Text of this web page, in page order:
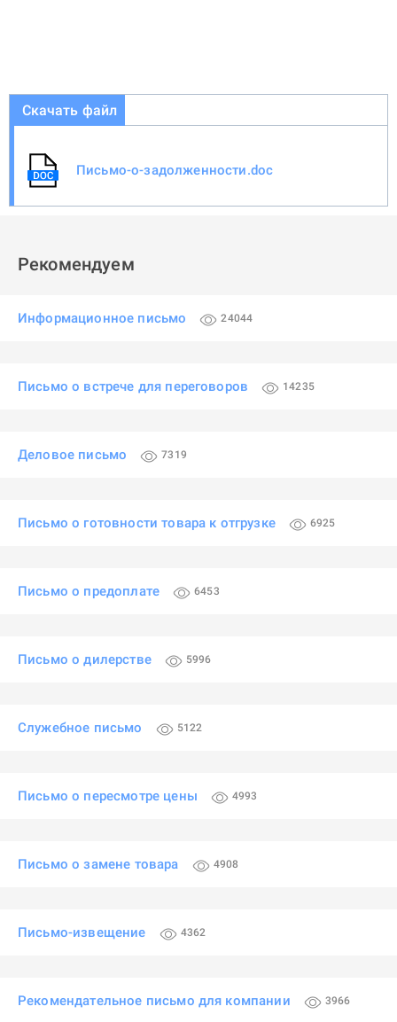
Скачать файл
Письмо-о-задолженности.doc
Рекомендуем
Информационное письмо 24044
Письмо о встрече для переговоров 14235
Деловое письмо 7319
Письмо о готовности товара к отгрузке 6925
Письмо о предоплате 6453
Письмо о дилерстве 5996
Служебное письмо 5122
Письмо о пересмотре цены 4993
Письмо о замене товара 4908
Письмо-извещение 4362
Рекомендательное письмо для компании 3966